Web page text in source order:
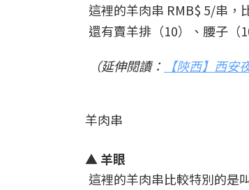
這裡的羊肉串 RMB$ 5/串，
還有賣羊排（10）、腰子（
（延伸閱讀：
【陝西】西
羊肉串
▲ 羊眼
這裡的羊肉串比較特別的是